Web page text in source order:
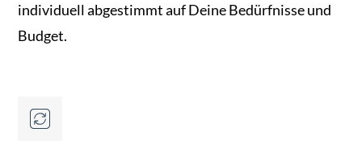
individuell abgestimmt auf Deine Bedürfnisse und
Budget.